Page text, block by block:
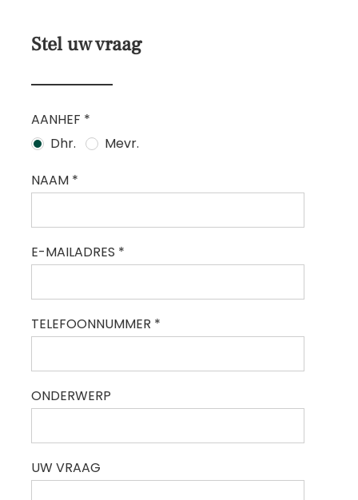
Stel uw vraag
Dhr. Mevr.
AANHEF *
NAAM *
E-MAILADRES *
TELEFOONNUMMER *
ONDERWERP
UW VRAAG